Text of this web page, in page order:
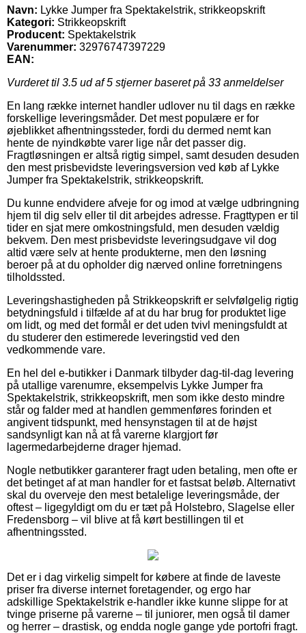
Navn: Lykke Jumper fra Spektakelstrik, strikkeopskrift
Kategori: Strikkeopskrift
Producent: Spektakelstrik
Varenummer: 32976747397229
EAN:
Vurderet til 3.5 ud af 5 stjerner baseret på 33 anmeldelser
En lang række internet handler udlover nu til dags en række
forskellige leveringsmåder. Det mest populære er for
øjeblikket afhentningssteder, fordi du dermed nemt kan
hente de nyindkøbte varer lige når det passer dig.
Fragtløsningen er altså rigtig simpel, samt desuden desuden
den mest prisbevidste leveringsversion ved køb af Lykke
Jumper fra Spektakelstrik, strikkeopskrift.
Du kunne endvidere afveje for og imod at vælge udbringning
hjem til dig selv eller til dit arbejdes adresse. Fragttypen er til
tider en sjat mere omkostningsfuld, men desuden vældig
bekvem. Den mest prisbevidste leveringsudgave vil dog
altid være selv at hente produkterne, men den løsning
beroer på at du opholder dig nærved online forretningens
tilholdssted.
Leveringshastigheden på Strikkeopskrift er selvfølgelig rigtig
betydningsfuld i tilfælde af at du har brug for produktet lige
om lidt, og med det formål er det uden tvivl meningsfuldt at
du studerer den estimerede leveringstid ved den
vedkommende vare.
En hel del e-butikker i Danmark tilbyder dag-til-dag levering
på utallige varenumre, eksempelvis Lykke Jumper fra
Spektakelstrik, strikkeopskrift, men som ikke desto mindre
står og falder med at handlen gemmenføres forinden et
angivent tidspunkt, med hensynstagen til at de højst
sandsynligt kan nå at få varerne klargjort før
lagermedarbejderne drager hjemad.
Nogle netbutikker garanterer fragt uden betaling, men ofte er
det betinget af at man handler for et fastsat beløb. Alternativt
skal du overveje den mest betalelige leveringsmåde, der
oftest – ligegyldigt om du er tæt på Holstebro, Slagelse eller
Fredensborg – vil blive at få kørt bestillingen til et
afhentningssted.
Det er i dag virkelig simpelt for købere at finde de laveste
priser fra diverse internet foretagender, og ergo har
adskillige Spektakelstrik e-handler ikke kunne slippe for at
tvinge priserne på varerne – til juniorer, men også til damer
og herrer – drastisk, og endda nogle gange yde portofri fragt.